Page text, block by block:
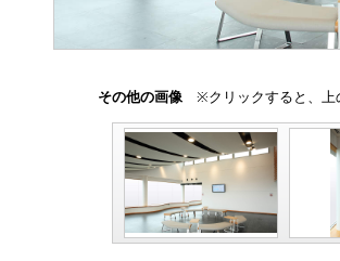
その他の画像 ※クリックすると、上